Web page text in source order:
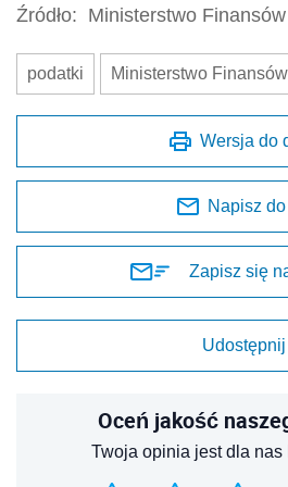
Źródło: Ministerstwo Finansów
podatki Ministerstwo Finansów
Wersja do
Napisz
Zapisz się
Udostępnij
Oceń jakość
Twoja opinia jest dla nas